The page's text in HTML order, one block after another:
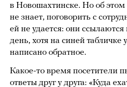
в Новошахтинске. Но об
не знает, поговорить с
ей не удается: они
день, хотя на синей табличке
написано обратное.
Какое-то время посетители
ответы друг у друга: «Куда